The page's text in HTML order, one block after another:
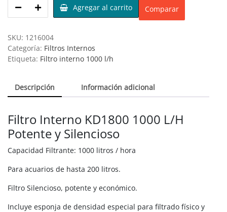
Agregar al carrito Comparar
SKU: 1216004
Categoría: Filtros Internos
Etiqueta: Filtro interno 1000 l/h
Descripción Información adicional
Filtro Interno KD1800 1000 L/H
Potente y Silencioso
Capacidad Filtrante: 1000 litros / hora
Para acuarios de hasta 200 litros.
Filtro Silencioso, potente y económico.
Incluye esponja de densidad especial para filtrado físico y